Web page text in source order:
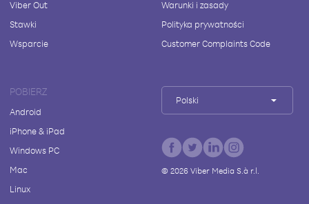
Viber Out
Stawki
Wsparcie
Warunki i zasady
Polityka prywatności
Customer Complaints Code
POBIERZ
Android
iPhone & iPad
Windows PC
Mac
Linux
Polski
© 2026Viber Media S.à r.l.